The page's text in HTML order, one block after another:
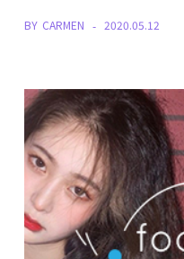
BY CARMEN 2020.05.12